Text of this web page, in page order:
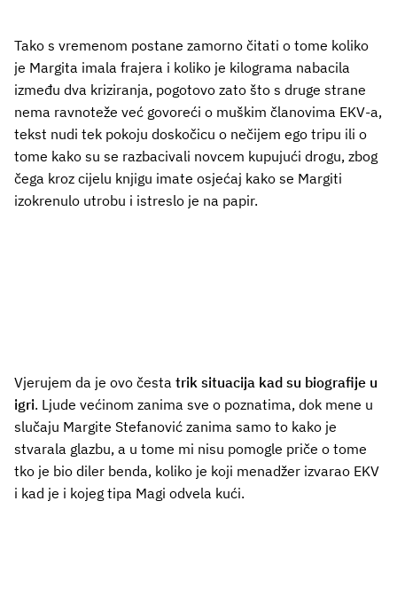
Tako s vremenom postane zamorno čitati o tome koliko
je Margita imala frajera i koliko je kilograma nabacila
između dva kriziranja, pogotovo zato što s druge strane
nema ravnoteže već govoreći o muškim članovima EKV-a,
tekst nudi tek pokoju doskočicu o nečijem ego tripu ili o
tome kako su se razbacivali novcem kupujući drogu, zbog
čega kroz cijelu knjigu imate osjećaj kako se Margiti
izokrenulo utrobu i istreslo je na papir.
Vjerujem da je ovo česta trik situacija kad su biografije u
igri. Ljude većinom zanima sve o poznatima, dok mene u
slučaju Margite Stefanović zanima samo to kako je
stvarala glazbu, a u tome mi nisu pomogle priče o tome
tko je bio diler benda, koliko je koji menadžer izvarao EKV
i kad je i kojeg tipa Magi odvela kući.